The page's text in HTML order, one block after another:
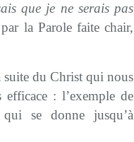
que je ne serais pas
la Parole faite chair,
suite du Christ qui nous
: l’exemple de
se donne jusqu’à